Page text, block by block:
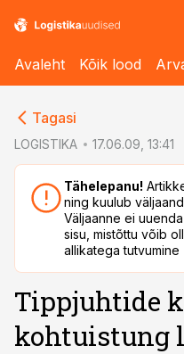
Avaleht Kõik lood
Tagasi
LOGISTIKA 17.06.09, 13:41
Tähelepanu!
ning kuulub
Väljaanne ei
sisu, mistõttu võib
allikatega tutvumine
Tippjuhtide
kohtuistung